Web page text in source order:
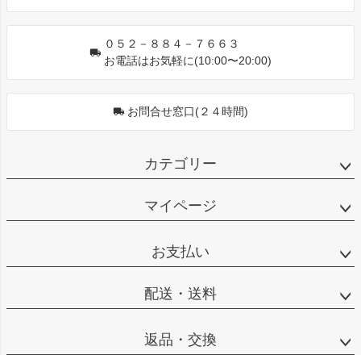
０５２－８８４－７６６３
お電話はお気軽に(10:00〜20:00)
お問合せ窓口(２４時間)
カテゴリー
マイページ
お支払い
配送・送料
返品・交換